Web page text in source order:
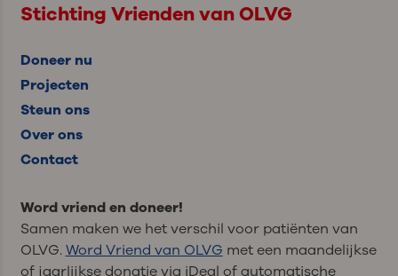
Stichting Vrienden van OLVG
Doneer nu
Projecten
Steun ons
Over ons
Contact
Word vriend en doneer!
Samen maken we het verschil voor patiënten van
OLVG.Word Vriend van OLVG met een maandelijkse
of jaarlijkse donatie via iDeal of automatische